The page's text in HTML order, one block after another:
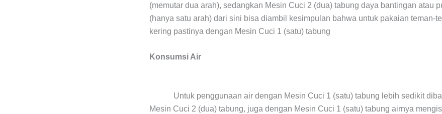
(memutar dua arah), sedangkan Mesin Cuci 2 (dua) tabung daya bantingan atau
(hanya satu arah) dari sini bisa diambil kesimpulan bahwa untuk pakaian teman-
kering pastinya dengan Mesin Cuci 1 (satu) tabung
Konsumsi Air
Untuk penggunaan air dengan Mesin Cuci 1 (satu) tabung lebih sedikit
Mesin Cuci 2 (dua) tabung, juga dengan Mesin Cuci 1 (satu) tabung airnya